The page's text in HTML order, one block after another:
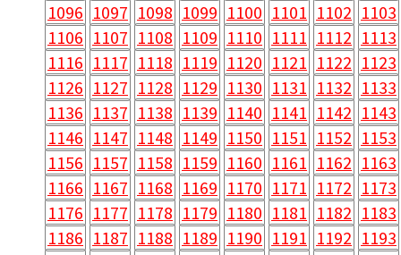
1096 1097 1098 1099 1100 1101 1102 1103
1106 1107 1108 1109 1110 1111 1112 1113
1116 1117 1118 1119 1120 1121 1122 1123
1126 1127 1128 1129 1130 1131 1132 1133
1136 1137 1138 1139 1140 1141 1142 1143
1146 1147 1148 1149 1150 1151 1152 1153
1156 1157 1158 1159 1160 1161 1162 1163
1166 1167 1168 1169 1170 1171 1172 1173
1176 1177 1178 1179 1180 1181 1182 1183
1186 1187 1188 1189 1190 1191 1192 1193